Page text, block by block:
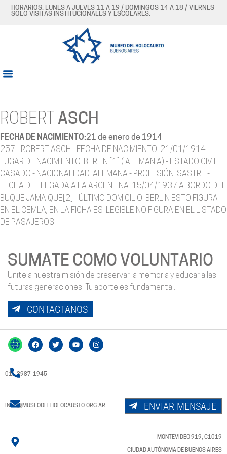
HORARIOS: LUNES A JUEVES 11 A 19 / DOMINGOS 14 A 18 / VIERNES
SÓLO VISITAS INSTITUCIONALES Y ESCOLARES.
ROBERT ASCH
FECHA DE NACIMIENTO:21 de enero de 1914
257 - ROBERT ASCH - FECHA DE NACIMIENTO: 21/01/1914 -
LUGAR DE NACIMIENTO: BERLIN [1] ( ALEMANIA) - ESTADO CIVIL:
CASADO - NACIONALIDAD: ALEMANA - PROFESIÓN: SASTRE -
FECHA DE LLEGADA A LA ARGENTINA: 15/04/1937 A BORDO DEL
BUQUE JAMAIQUE[2] - ÚLTIMO DOMICILIO: BERLIN ESTO FIGURA
EN EL CEMLA, EN LA FICHA ES ILEGIBLE NO FIGURA EN EL LISTADO
DE PASAJEROS
SUMATE COMO VOLUNTARIO
Unite a nuestra misión de preservar la memoria y educar a las
futuras generaciones. Tu aporte es fundamental.
CONTACTANOS
011 3987-1945
INFO@MUSEODELHOLOCAUSTO.ORG.AR ENVIAR MENSAJE
MONTEVIDEO 919, C1019
- CIUDAD AUTÓNOMA DE BUENOS AIRES